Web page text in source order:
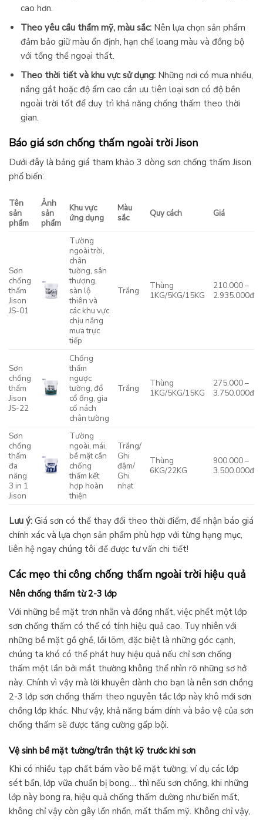
cao hơn.
Theo yêu cầu thẩm mỹ, màu sắc:Nên lựa chọn sản phẩm
đảm bảo giữ màu ổn định, hạn chế loang màu và đồng bộ
với tổng thể ngoại thất.
Theo thời tiết và khu vực sử dụng:Những nơi có mưa nhiều,
nắng gắt hoặc độ ẩm cao cần ưu tiên loại sơn có độ bền
ngoài trời tốt để duy trì khả năng chống thấm theo thời
gian.
Báo giá sơn chống thấm ngoài trời Jison
Dưới đây là bảng giá tham khảo 3 dòng sơn chống thấm Jison
phổ biến:
Tên
sản
phẩm
Ảnh
sản
phẩm
Khu vực
ứng dụng
Màu
sắc
Quy cách Giá
Sơn
chống
thấm
Jison
JS-01
Tường
ngoài trời,
chân
tường, sân
thượng,
sàn lộ
thiên và
các khu vực
chịu nắng
mưa trực
tiếp
Trắng
Thùng
1KG/5KG/15KG
210.000 –
2.935.000đ
Sơn
chống
thấm
Jison
JS-22
Chống
thấm
ngược
tường, đổ
cổ ống, gia
cố nách
chân tường
Trắng
Thùng
1KG/5KG/15KG
275.000 –
3.750.000đ
Sơn
chống
thấm
đa
năng
3 in 1
Jison
Tường
ngoài, mái,
bề mặt cần
chống
thấm kết
hợp hoàn
thiện
Trắng/
Ghi
đậm/
Ghi
nhạt
Thùng
6KG/22KG
900.000 –
3.500.000đ
Lưu ý: Giá sơn có thể thay đổi theo thời điểm, để nhận báo giá
chính xác và lựa chọn sản phẩm phù hợp với từng hạng mục,
liên hệ ngay chúng tôi để được tư vấn chi tiết!
Các mẹo thi công chống thấm ngoài trời hiệu quả
Nên chống thấm từ 2-3 lớp
Với những bề mặt trơn nhẵn và đồng nhất, việc phết một lớp
sơn chống thấm có thể có tính hiệu quả cao. Tuy nhiên với
những bề mặt gồ ghề, lồi lõm, đặc biệt là những góc cạnh,
chúng ta khó có thể phát huy hiệu quả nếu chỉ sơn chống
thấm một lần bởi mắt thường không thể nhìn rõ những sơ hở
này. Chính vì vậy mà lời khuyên dành cho bạn là nên sơn chồng
2-3 lớp sơn chống thấm theo nguyên tắc lớp này khô mới sơn
chồng lớp khác. Như vậy, khả năng bám dính và bảo vệ của sơn
chống thấm sẽ được tăng cường gấp bội.
Vệ sinh bề mặt tường/trần thật kỹ trước khi sơn
Khi có nhiều tạp chất bám vào bề mặt tường, ví dụ các lớp
sét bẩn, lớp vữa chuẩn bị bong… thì nếu sơn chồng, khi những
lớp này bong ra, hiệu quả chống thấm dường như biến mất,
không chỉ vậy còn gây lổn nhổn, mất thẩm mỹ. Không chỉ vậy,